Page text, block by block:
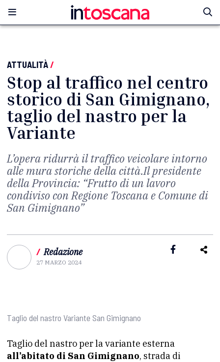
ATTUALITÀ/
Stop al traffico nel centro
storico di San Gimignano,
taglio del nastro per la
Variante
L’opera ridurrà il traffico veicolare intorno
alle mura storiche della città.Il presidente
della Provincia: “Frutto di un lavoro
condiviso con Regione Toscana e Comune di
San Gimignano”
/ Redazione
27 MARZO 2024
Taglio del nastro Variante San Gimignano
Taglio del nastro per la variante esterna
all’abitato di San Gimignano, strada di